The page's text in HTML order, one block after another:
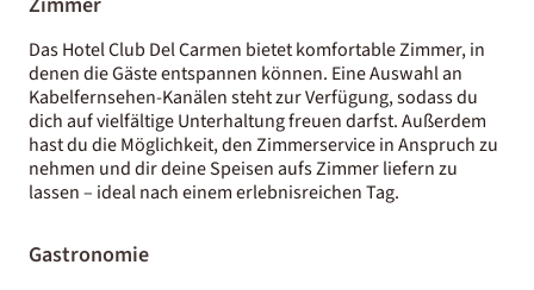
Das Hotel Club Del Carmen bietet komfortable Zimmer, in
denen die Gäste entspannen können. Eine Auswahl an
Kabelfernsehen-Kanälen steht zur Verfügung, sodass du
dich auf vielfältige Unterhaltung freuen darfst. Außerdem
hast du die Möglichkeit, den Zimmerservice in Anspruch zu
nehmen und dir deine Speisen aufs Zimmer liefern zu
lassen – ideal nach einem erlebnisreichen Tag.
Gastronomie